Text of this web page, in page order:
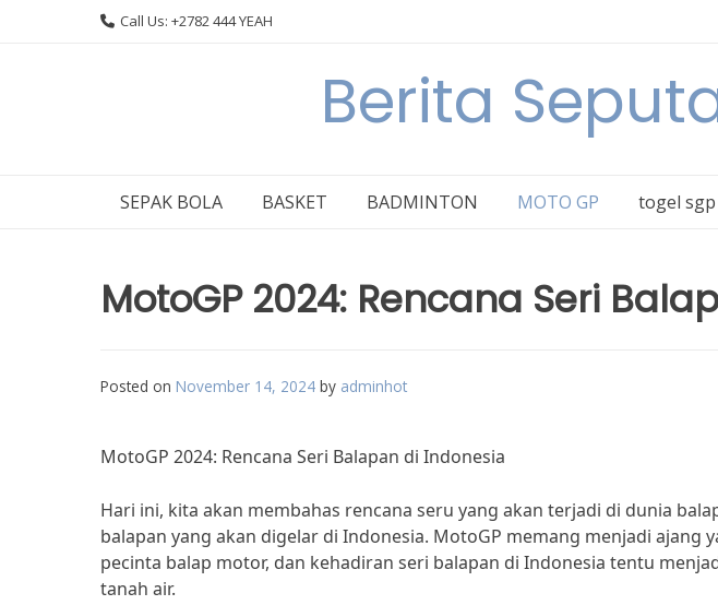
Call Us: +2782 444 YEAH
Berita
SEPAK BOLA BASKET BADMINTON MOTO GP togel sgp
MotoGP 2024: Rencana Seri
Posted on November 14, 2024 by adminhot
MotoGP 2024: Rencana Seri Balapan di Indonesia
Hari ini, kita akan membahas rencana seru yang akan terjadi di dunia
balapan yang akan digelar di Indonesia. MotoGP memang menjadi ajang
pecinta balap motor, dan kehadiran seri balapan di Indonesia tentu
tanah air.